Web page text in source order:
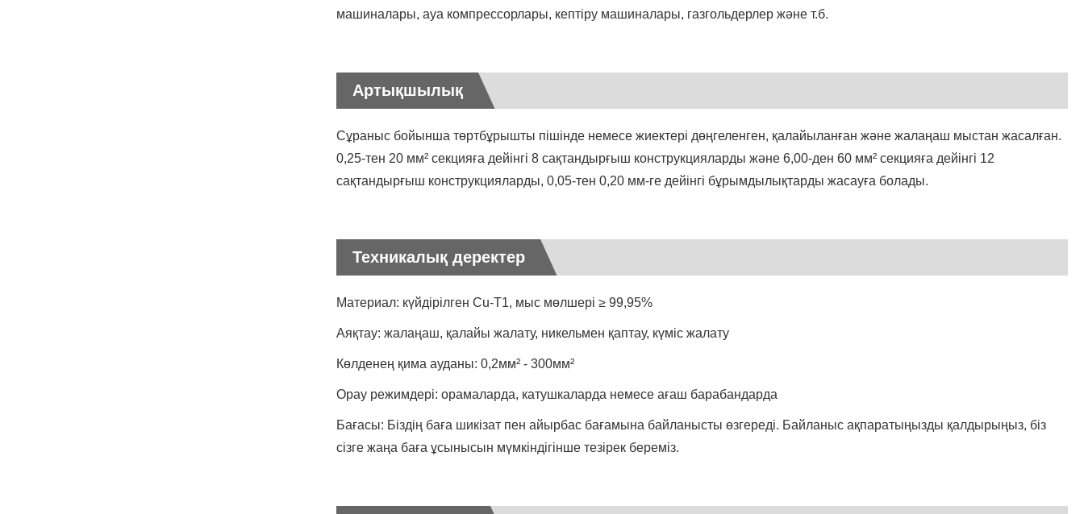
машиналары, ауа компрессорлары, кептіру машиналары, газгольдерлер және т.б.
Артықшылық
Сұраныс бойынша төртбұрышты пішінде немесе жиектері дөңгеленген, қалайыланған және жалаңаш мыстан жасалған.
0,25-тен 20 мм² секцияға дейінгі 8 сақтандырғыш конструкцияларды және 6,00-ден 60 мм² секцияға дейінгі 12
сақтандырғыш конструкцияларды, 0,05-тен 0,20 мм-ге дейінгі бұрымдылықтарды жасауға болады.
Техникалық деректер
Материал: күйдірілген Cu-T1, мыс мөлшері ≥ 99,95%
Аяқтау: жалаңаш, қалайы жалату, никельмен қаптау, күміс жалату
Көлденең қима ауданы: 0,2мм² - 300мм²
Орау режимдері: орамаларда, катушкаларда немесе ағаш барабандарда
Бағасы: Біздің баға шикізат пен айырбас бағамына байланысты өзгереді. Байланыс ақпаратыңызды қалдырыңыз, біз
сізге жаңа баға ұсынысын мүмкіндігінше тезірек береміз.